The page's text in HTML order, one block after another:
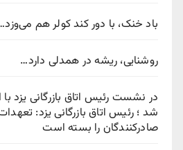
باد خنک، با دور کند کولر هم
روشنایی، ریشه در همدلی دارد…
در نشست رئیس اتاق بازرگانی یزد
شد ؛ رئیس اتاق بازرگانی یزد:
صادرکنندگان را بسته است